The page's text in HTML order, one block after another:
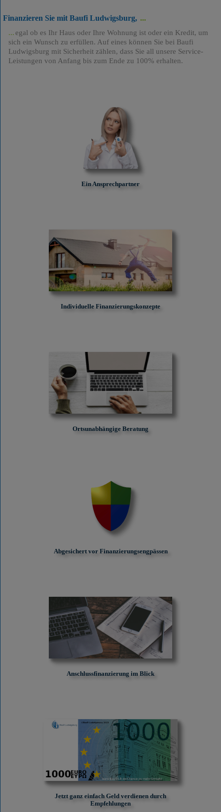
Finanzieren Sie mit Baufi Ludwigsburg,
egal ob es Ihr Haus oder Ihre Wohnung ist oder ein Kredit, um
sich ein Wunsch zu erfüllen. Auf eines können Sie bei Baufi
Ludwigsburg mit Sicherheit zählen, dass Sie all unsere Service-
Leistungen von Anfang bis zum Ende zu 100% erhalten.
Ein Ansprechpartner
Individuelle Finanzierungskonzepte
Ortsunabhängige Beratung
Abgesichert vor Finanzierungs­engpässen
Anschlussfinanzierung im Blick
Jetzt ganz einfach Geld verdienen durch
Empfehlungen